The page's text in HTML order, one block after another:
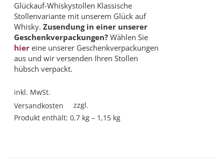
Glückauf-Whiskystollen Klassische
Stollenvariante mit unserem Glück auf
Whisky.Zusendung in einer unserer
Geschenkverpackungen? Wählen Sie
hier eine unserer Geschenkverpackungen
aus und wir versenden Ihren Stollen
hübsch verpackt.
inkl. MwSt.
zzgl.
Versandkosten
Produkt enthält: 0,7 kg – 1,15 kg